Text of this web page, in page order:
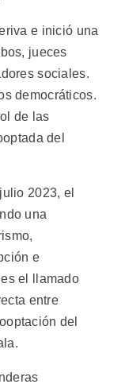
e inició una
jueces
sociales.
democráticos.
de las
del
2023, el
una
e
el llamado
entre
del